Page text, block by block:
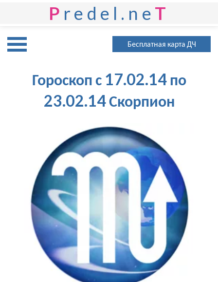
P redel.ne T
Бесплатная карта ДЧ
Гороскоп с 17.02.14 по
23.02.14 Скорпион